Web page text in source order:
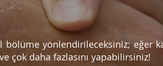
yönlendirileceksiniz; eğer
çok daha fazlasını yapabilirsiniz!